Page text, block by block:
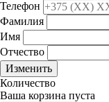
Телефон
Фамилия
Имя
Отчество
Изменить
Количество
Ваша корзина пуста